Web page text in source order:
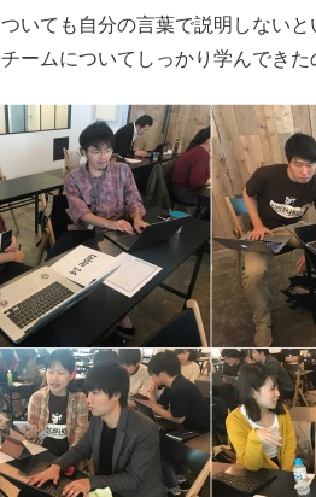
いても自分の言葉で説明しない
ームについてしっかり学んでき